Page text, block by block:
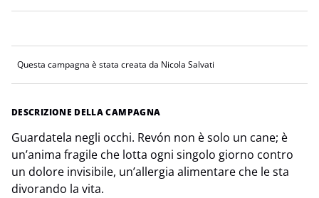
Questa campagna è stata creata da Nicola Salvati
DESCRIZIONE DELLA CAMPAGNA
Guardatela negli occhi. Revón non è solo un cane; è
un’anima fragile che lotta ogni singolo giorno contro
un dolore invisibile, un’allergia alimentare che le sta
divorando la vita.